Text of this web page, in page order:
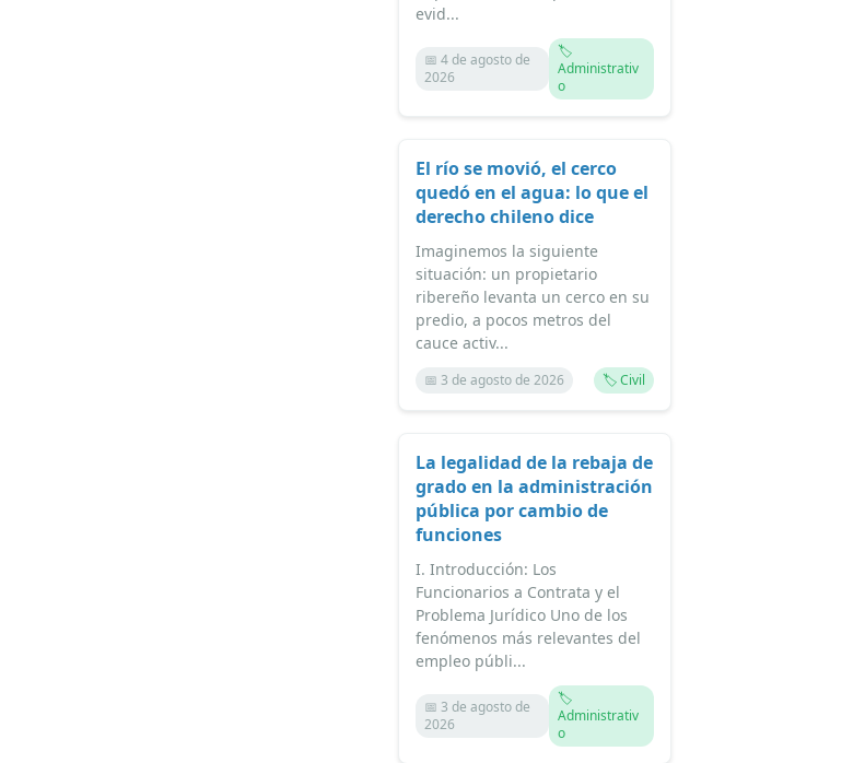
evid...
📅 4 de agosto de
2026
🏷️
Administrativ
o
El río se movió, el cerco
quedó en el agua: lo que el
derecho chileno dice
Imaginemos la siguiente
situación: un propietario
ribereño levanta un cerco en su
predio, a pocos metros del
cauce activ...
📅 3 de agosto de 2026 🏷️ Civil
La legalidad de la rebaja de
grado en la administración
pública por cambio de
funciones
I. Introducción: Los
Funcionarios a Contrata y el
Problema Jurídico Uno de los
fenómenos más relevantes del
empleo públi...
📅 3 de agosto de
2026
🏷️
Administrativ
o